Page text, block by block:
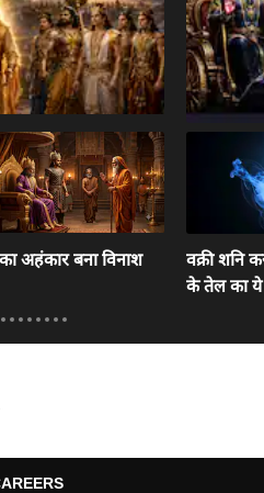
का अहंकार बना विनाश
वक्री शनि
के तेल का ये